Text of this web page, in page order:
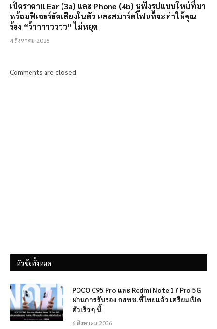
เปิดราคา!! Ear (3a) และ Phone (4b) หูฟังรูปแบบใหม่ที่มา
พร้อมฟีเจอร์อัดเสียงในตัว และสมาร์ตโฟนที่จะทำให้คุณ
ร้อง “ว้าาาาวววว” ไม่หยุด
4 สิงหาคม 2026
Comments are closed.
หัวข้อทั้งหมด
POCO C95 Pro และ Redmi Note 17 Pro 5G
ผ่านการรับรอง กสทช. ที่ไทยแล้ว เตรียมเปิด
ตัวเร็วๆ นี้
6 สิงหาคม 2026